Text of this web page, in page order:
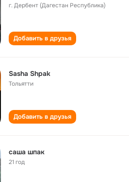
г. Дербент (Дагестан Республика)
Добавить в друзья
Sasha Shpak
Тольятти
Добавить в друзья
саша шпак
21 год